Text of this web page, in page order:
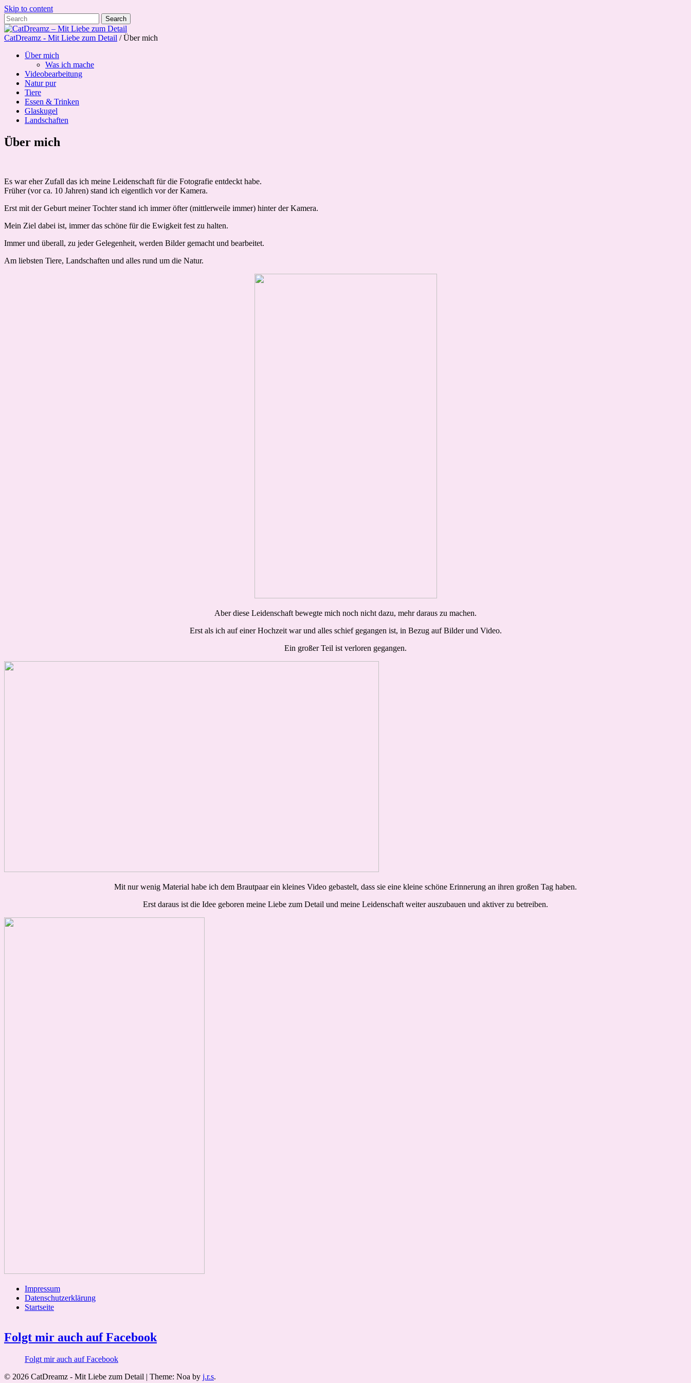
Skip to content
CatDreamz - Mit Liebe zum Detail / Über mich
Über mich
Was ich mache
Videobearbeitung
Natur pur
Tiere
Essen & Trinken
Glaskugel
Landschaften
Über mich
Es war eher Zufall das ich meine Leidenschaft für die Fotografie entdeckt habe.
Früher (vor ca. 10 Jahren) stand ich eigentlich vor der Kamera.
Erst mit der Geburt meiner Tochter stand ich immer öfter (mittlerweile immer) hinter der Kamera.
Mein Ziel dabei ist, immer das schöne für die Ewigkeit fest zu halten.
Immer und überall, zu jeder Gelegenheit, werden Bilder gemacht und bearbeitet.
Am liebsten Tiere, Landschaften und alles rund um die Natur.
Aber diese Leidenschaft bewegte mich noch nicht dazu, mehr daraus zu machen.
Erst als ich auf einer Hochzeit war und alles schief gegangen ist, in Bezug auf Bilder und Video.
Ein großer Teil ist verloren gegangen.
Mit nur wenig Material habe ich dem Brautpaar ein kleines Video gebastelt, dass sie eine kleine schöne Erinnerung an ihren großen Tag haben.
Erst daraus ist die Idee geboren meine Liebe zum Detail und meine Leidenschaft weiter auszubauen und aktiver zu betreiben.
Impressum
Datenschutzerklärung
Startseite
Folgt mir auch auf Facebook
Folgt mir auch auf Facebook
© 2026 CatDreamz - Mit Liebe zum Detail | Theme: Noa by j.r.s.